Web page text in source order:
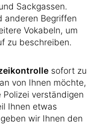
Sackgassen.
anderen Begriffen
Vokabeln, um
zu beschreiben.
sofort zu
von Ihnen möchte,
verständigen
Ihnen etwas
wir Ihnen den